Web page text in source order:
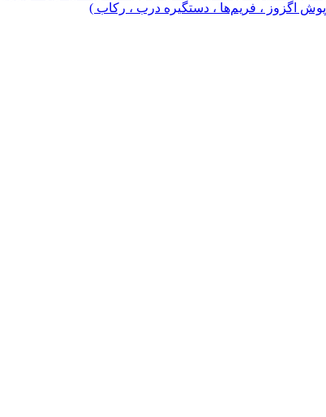
اگزوز ، فریم‌ها ، دستگیره درب ، رکاب )